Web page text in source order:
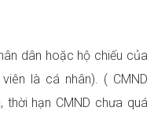
dân hoặc hộ chiếu của
là cá nhân). ( CMND
hạn CMND chưa quá